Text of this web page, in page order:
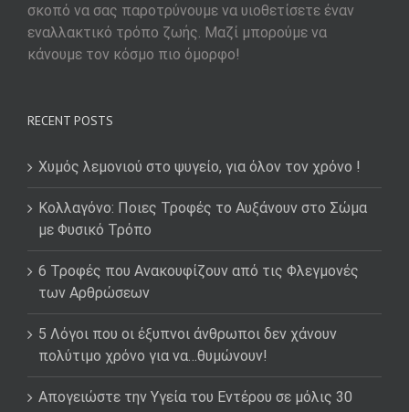
σκοπό να σας παροτρύνουμε να υιοθετίσετε έναν
εναλλακτικό τρόπο ζωής. Μαζί μπορούμε να
κάνουμε τον κόσμο πιο όμορφο!
RECENT POSTS
Χυμός λεμονιού στο ψυγείο, για όλον τον χρόνο !
Κολλαγόνο: Ποιες Τροφές το Αυξάνουν στο Σώμα
με Φυσικό Τρόπο
6 Τροφές που Ανακουφίζουν από τις Φλεγμονές
των Αρθρώσεων
5 Λόγοι που οι έξυπνοι άνθρωποι δεν χάνουν
πολύτιμο χρόνο για να…θυμώνουν!
Απογειώστε την Υγεία του Εντέρου σε μόλις 30